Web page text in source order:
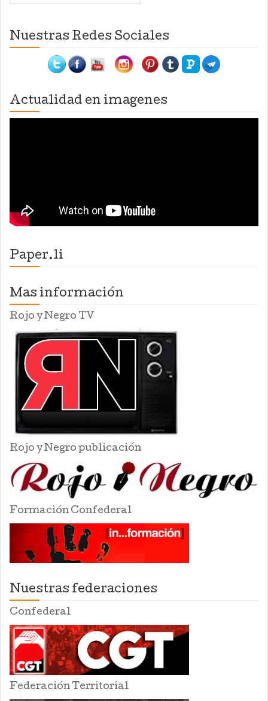
Nuestras Redes Sociales
Actualidad en imagenes
Paper.li
Mas información
Rojo y Negro TV
Rojo y Negro publicación
Formación Confederal
Nuestras federaciones
Confederal
Federación Territorial